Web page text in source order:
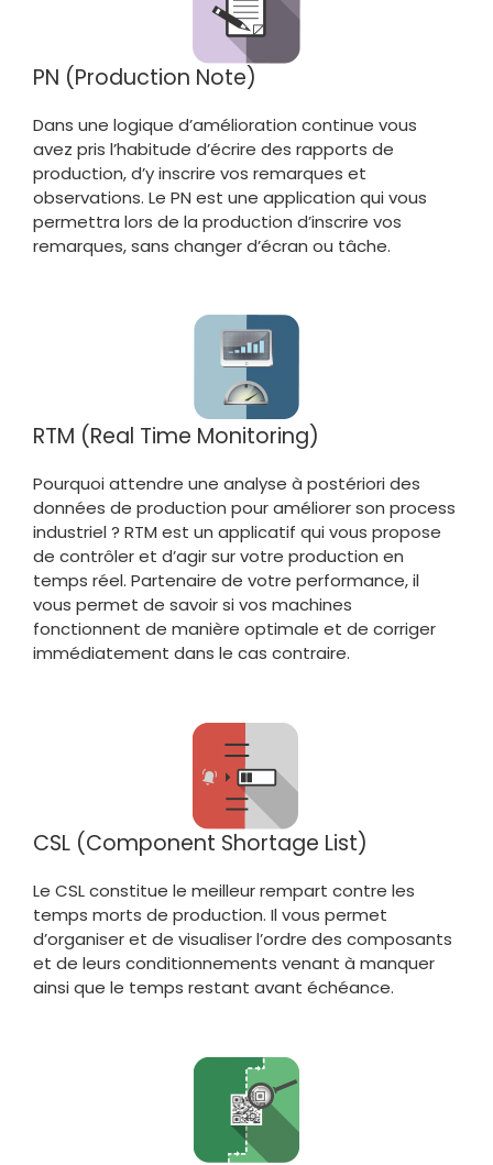
PN (Production Note)
Dans une logique d’amélioration continue vous
avez pris l’habitude d’écrire des rapports de
production, d’y inscrire vos remarques et
observations. Le PN est une application qui vous
permettra lors de la production d’inscrire vos
remarques, sans changer d’écran ou tâche.
RTM (Real Time Monitoring)
Pourquoi attendre une analyse à postériori des
données de production pour améliorer son process
industriel ? RTM est un applicatif qui vous propose
de contrôler et d’agir sur votre production en
temps réel. Partenaire de votre performance, il
vous permet de savoir si vos machines
fonctionnent de manière optimale et de corriger
immédiatement dans le cas contraire.
CSL (Component Shortage List)
Le CSL constitue le meilleur rempart contre les
temps morts de production. Il vous permet
d’organiser et de visualiser l’ordre des composants
et de leurs conditionnements venant à manquer
ainsi que le temps restant avant échéance.